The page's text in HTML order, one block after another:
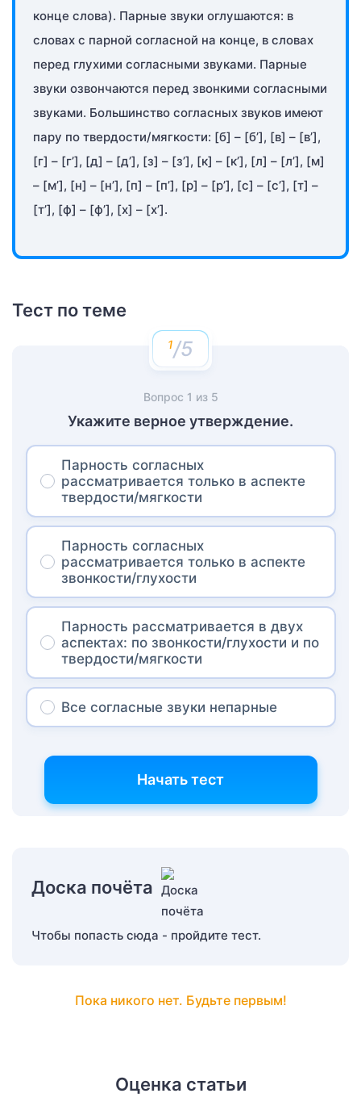
конце слова). Парные звуки оглушаются: в
словах с парной согласной на конце, в словах
перед глухими согласными звуками. Парные
звуки озвончаются перед звонкими согласными
звуками. Большинство согласных звуков имеют
пару по твердости/мягкости: [б] – [б’], [в] – [в’],
[г] – [г’], [д] – [д’], [з] – [з’], [к] – [к’], [л] – [л’], [м]
– [м’], [н] – [н’], [п] – [п’], [р] – [р’], [с] – [с’], [т] –
[т’], [ф] – [ф’], [х] – [х’].
Тест по теме
/5
Вопрос 1 из 5
Укажите верное утверждение.
Парность согласных
рассматривается только в аспекте
твердости/мягкости
Парность согласных
рассматривается только в аспекте
звонкости/глухости
Парность рассматривается в двух
аспектах: по звонкости/глухости и по
твердости/мягкости
Все согласные звуки непарные
Начать тест
Доска почёта
Чтобы попасть сюда - пройдите тест.
Пока никого нет. Будьте первым!
Оценка статьи